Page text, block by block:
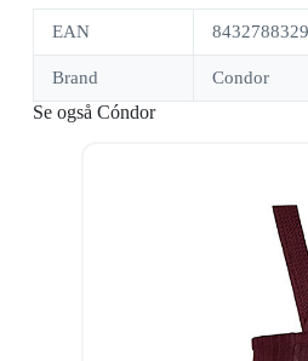
EAN
Brand Condor
Se også Cóndor